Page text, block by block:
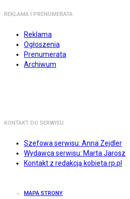
REKLAMA I PRENUMERATA
Reklama
Ogłoszenia
Prenumerata
Archiwum
KONTAKT DO SERWISU
Szefowa serwisu: Anna Zejdler
Wydawca serwisu: Marta Jarosz
Kontakt z redakcją kobieta.rp.pl
MAPA STRONY